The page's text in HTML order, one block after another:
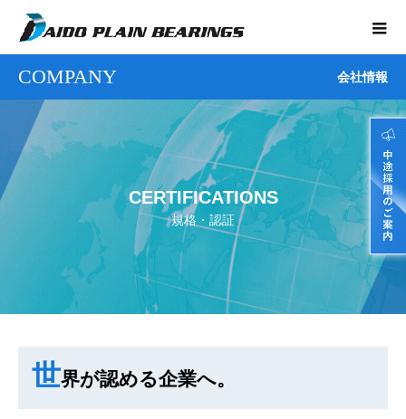
COMPANY 会社情報
CERTIFICATIONS
規格・認証
世界が認める企業へ。